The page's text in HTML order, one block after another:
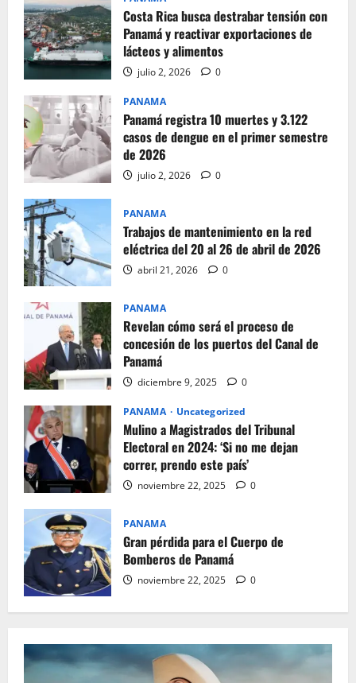
Costa Rica busca destrabar tensión con
Panamá y reactivar exportaciones de
lácteos y alimentos
julio 2, 2026 0
PANAMA
Panamá registra 10 muertes y 3.122
casos de dengue en el primer semestre
de 2026
julio 2, 2026 0
PANAMA
Trabajos de mantenimiento en la red
eléctrica del 20 al 26 de abril de 2026
abril 21, 2026 0
PANAMA
Revelan cómo será el proceso de
concesión de los puertos del Canal de
Panamá
diciembre 9, 2025 0
PANAMA Uncategorized
Mulino a Magistrados del Tribunal
Electoral en 2024: ‘Si no me dejan
correr, prendo este país’
noviembre 22, 2025 0
PANAMA
Gran pérdida para el Cuerpo de
Bomberos de Panamá
noviembre 22, 2025 0